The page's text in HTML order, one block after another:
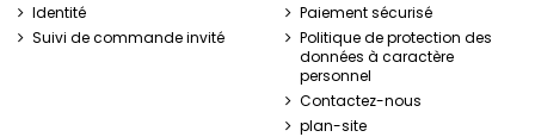
Identité
Suivi de commande invité
Paiement sécurisé
Politique de protection des
données à caractère
personnel
Contactez-nous
plan-site